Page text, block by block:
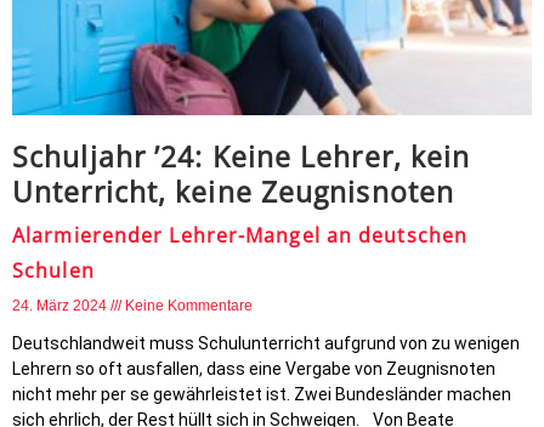
Schuljahr ’24: Keine Lehrer, kein
Unterricht, keine Zeugnisnoten
Alarmierender Lehrer-Mangel an deutschen
Schulen
24. März 2024 Keine Kommentare
Deutschlandweit muss Schulunterricht aufgrund von zu wenigen
Lehrern so oft ausfallen, dass eine Vergabe von Zeugnisnoten
nicht mehr per se gewährleistet ist. Zwei Bundesländer machen
sich ehrlich, der Rest hüllt sich in Schweigen. Von Beate